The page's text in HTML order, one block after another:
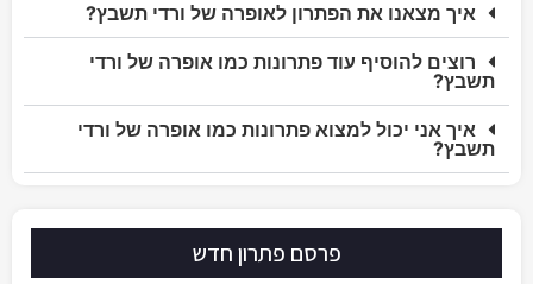
איך מצאנו את הפתרון לאופרה של ורדי תשבץ?
רוצים להוסיף עוד פתרונות כמו אופרה של ורדי
תשבץ?
איך אני יכול למצוא פתרונות כמו אופרה של ורדי
תשבץ?
פרסם פתרון חדש